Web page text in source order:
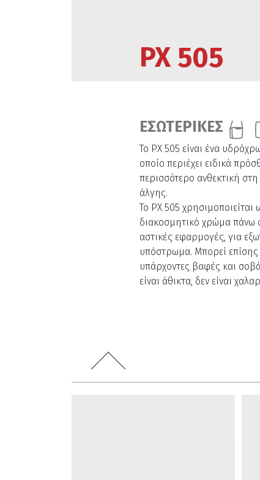
PX 505
ΕΣΩΤΕΡΙΚΕΣ
Το PX 505 είναι ένα
οποίο περιέχει ειδικά
περισσότερο ανθεκτική
άλγης.
Το PX 505
διακοσμητικό χρώμα πάνω
αστικές εφαρμογές, για
υπόστρωμα. Μπορεί
υπάρχοντες βαφές και
είναι άθικτα, δεν είναι